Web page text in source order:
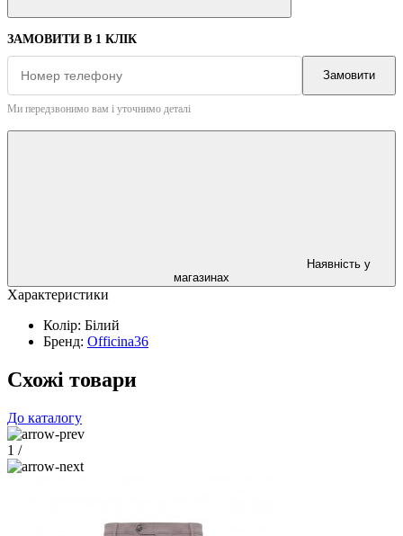
ЗАМОВИТИ В 1 КЛІК
Замовити
Ми передзвонимо вам і уточнимо деталі
Наявність у
магазинах
Характеристики
Колір: Білий
Бренд: Officina36
Схожі товари
До каталогу
1 /